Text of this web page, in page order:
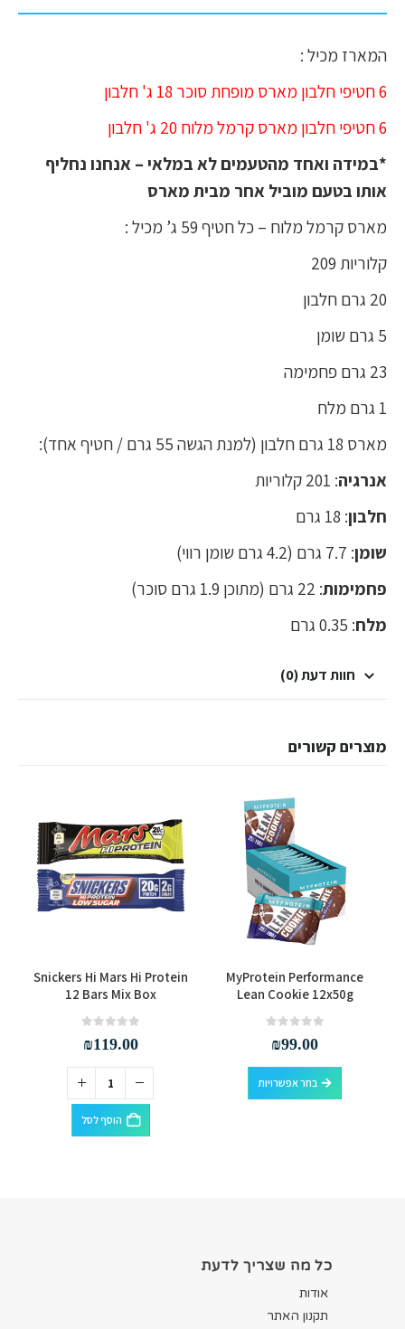
המארז מכיל :
6 חטיפי חלבון מארס מופחת סוכר 18 ג' חלבון
6 חטיפי חלבון מארס קרמל מלוח 20 ג' חלבון
*במידה ואחד מהטעמים לא במלאי – אנחנו נחליף
אותו בטעם מוביל אחר מבית מארס
מארס קרמל מלוח – כל חטיף 59 ג’ מכיל :
קלוריות 209
20 גרם חלבון
5 גרם שומן
23 גרם פחמימה
1 גרם מלח
מארס 18 גרם חלבון (למנת הגשה 55 גרם / חטיף אחד):
אנרגיה: 201 קלוריות
חלבון: 18 גרם
שומן: 7.7 גרם (4.2 גרם שומן רווי)
פחמימות: 22 גרם (מתוכן 1.9 גרם סוכר)
מלח: 0.35 גרם
חוות דעת (0)
מוצרים קשורים
MyProtein Performance
Lean Cookie 12x50g
₪99.00
בחר אפשרויות
למוצר זה יש מספר סוגים. ניתן לבחור את האפשרויות בעמוד המוצר
Snickers Hi Mars Hi Protein
12 Bars Mix Box
₪119.00
הוסף לסל
כל מה שצריך לדעת
אודות
תקנון האתר